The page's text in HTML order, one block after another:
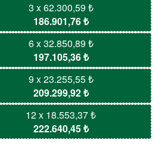
3 x 62.300,59 ₺
186.901,76 ₺
6 x 32.850,89 ₺
197.105,36 ₺
9 x 23.255,55 ₺
209.299,92 ₺
12 x 18.553,37 ₺
222.640,45 ₺